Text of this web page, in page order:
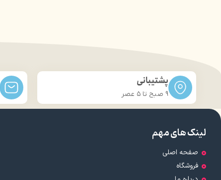
پشتیبانی
9 صبح تا ۵ عصر
لینک های مهم
صفحه اصلی
فروشگاه